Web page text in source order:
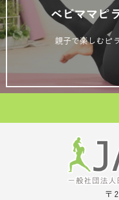
ベビママピ
親子で楽しむピ
〒